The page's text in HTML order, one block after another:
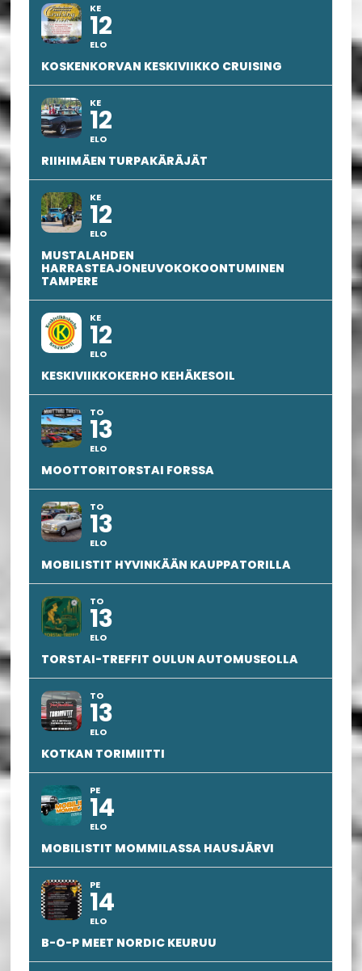
KE
12
ELO
KOSKENKORVAN KESKIVIIKKO CRUISING
KE
12
ELO
RIIHIMÄEN TURPAKÄRÄJÄT
KE
12
ELO
MUSTALAHDEN
HARRASTEAJONEUVOKOKOONTUMINEN
TAMPERE
KE
12
ELO
KESKIVIIKKOKERHO KEHÄKESOIL
TO
13
ELO
MOOTTORITORSTAI FORSSA
TO
13
ELO
MOBILISTIT HYVINKÄÄN KAUPPATORILLA
TO
13
ELO
TORSTAI-TREFFIT OULUN AUTOMUSEOLLA
TO
13
ELO
KOTKAN TORIMIITTI
PE
14
ELO
MOBILISTIT MOMMILASSA HAUSJÄRVI
PE
14
ELO
B-O-P MEET NORDIC KEURUU